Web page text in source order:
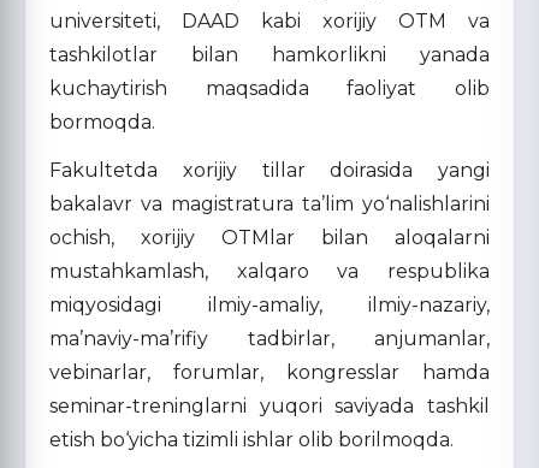
universiteti, DAAD kabi xorijiy OTM va
tashkilotlar bilan hamkorlikni yanada
kuchaytirish maqsadida faoliyat olib
bormoqda.
Fakultetda xorijiy tillar doirasida yangi
bakalavr va magistratura ta’lim yo‘nalishlarini
ochish, xorijiy OTMlar bilan aloqalarni
mustahkamlash, xalqaro va respublika
miqyosidagi ilmiy-amaliy, ilmiy-nazariy,
ma’naviy-ma’rifiy tadbirlar, anjumanlar,
vebinarlar, forumlar, kongresslar hamda
seminar-treninglarni yuqori saviyada tashkil
etish bo‘yicha tizimli ishlar olib borilmoqda.